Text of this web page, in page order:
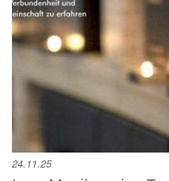
24.11.25